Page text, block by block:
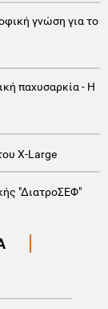
γνώση για το
παχυσαρκία - Η
X-Large
"ΔιατροΣΕΦ"